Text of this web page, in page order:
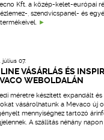
Kft. a közép-kelet-európai
, szendvicspanel- és
július 07.
VÁSÁRLÁS ÉS
WEBOLDALÁN
méretre készített expandált
vásárolhatunk a Mevaco új
mennyiséghez tartozó
A szállítás néhány